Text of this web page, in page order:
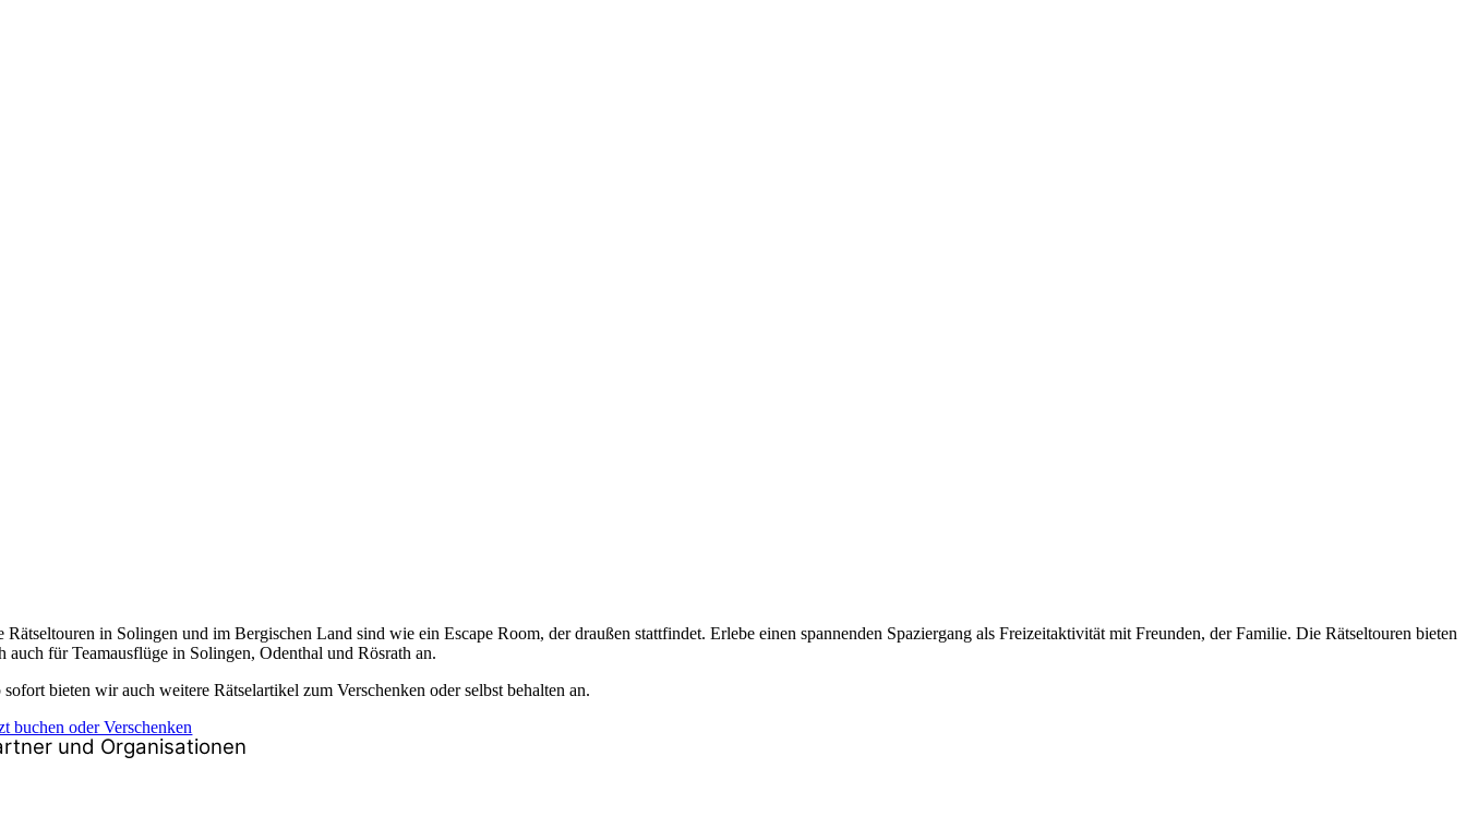
Rätseltouren in Solingen und im Bergischen Land sind wie ein Escape Room, der draußen stattfindet. Erlebe einen spannenden Spaziergang als Freizeitaktivität mit Freunden, der Familie. Die Rätseltouren bieten
auch für Teamausflüge in Solingen, Odenthal und Rösrath an.
bieten wir auch weitere Rätselartikel zum Verschenken oder selbst behalten an.
buchen oder Verschenken
und Organisationen